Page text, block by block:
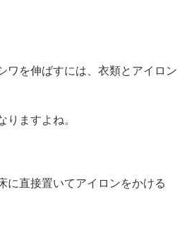
ワを伸ばすには、衣類とアイロン
ますよね。
に直接置いてアイロンをかける